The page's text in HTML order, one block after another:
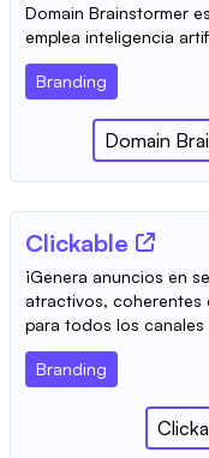
Domain Brainstormer
emplea inteligencia
Branding
Domain
Clickable
¡Genera anuncios en
atractivos, coherentes
para todos los canales
Branding